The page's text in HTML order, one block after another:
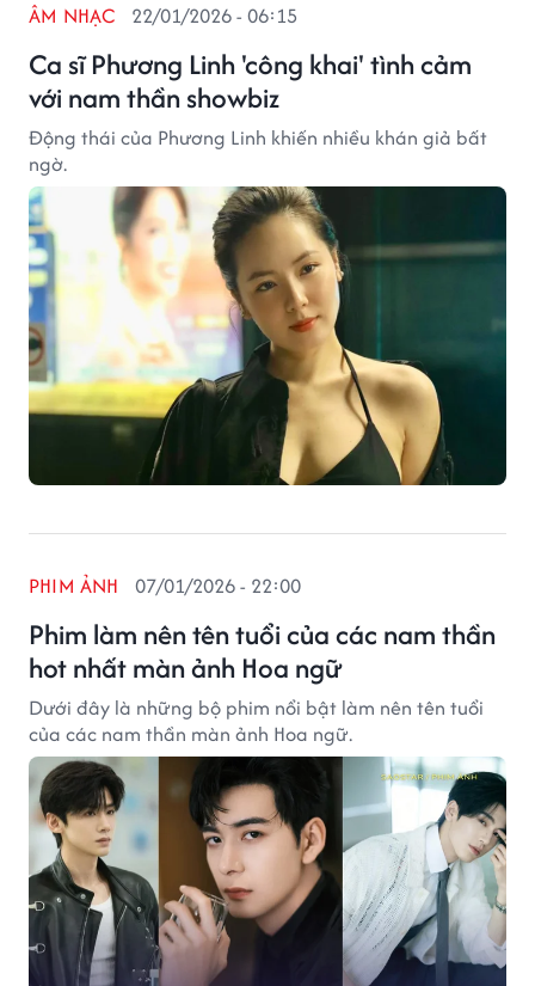
Ca sĩ Phương Linh 'công khai' tình cảm
với nam thần showbiz
ÂM NHẠC 22/01/2026 - 06:15
Động thái của Phương Linh khiến nhiều khán giả bất
ngờ.
Phim làm nên tên tuổi của các nam thần
hot nhất màn ảnh Hoa ngữ
PHIM ẢNH 07/01/2026 - 22:00
Dưới đây là những bộ phim nổi bật làm nên tên tuổi
của các nam thần màn ảnh Hoa ngữ.